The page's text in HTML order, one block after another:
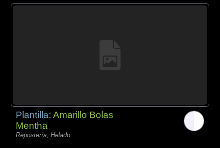
Plantilla:Amarillo Bolas
Mentha
Repostería, Helado,